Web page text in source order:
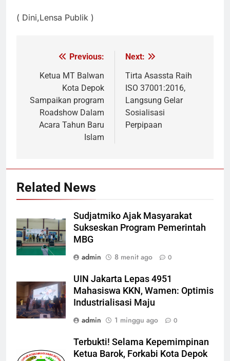
( Dini,Lensa Publik )
Navigasi
pos
Previous:
Ketua MT Balwan
Kota Depok
Sampaikan program
Roadshow Dalam
Acara Tahun Baru
Islam
Next:
Tirta Asassta Raih
ISO 37001:2016,
Langsung Gelar
Sosialisasi
Perpipaan
Related News
Sudjatmiko Ajak Masyarakat
Sukseskan Program Pemerintah
MBG
admin
8 menit ago 0
UIN Jakarta Lepas 4951
Mahasiswa KKN, Wamen: Optimis
Industrialisasi Maju
admin
1 minggu ago 0
Terbukti! Selama Kepemimpinan
Ketua Barok, Forkabi Kota Depok